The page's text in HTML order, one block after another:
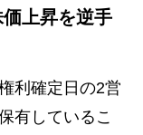
価上昇を逆手
利確定日の2営
有しているこ